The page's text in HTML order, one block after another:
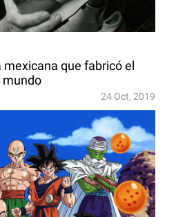
mexicana que fabricó el
mundo
24 Oct, 2019